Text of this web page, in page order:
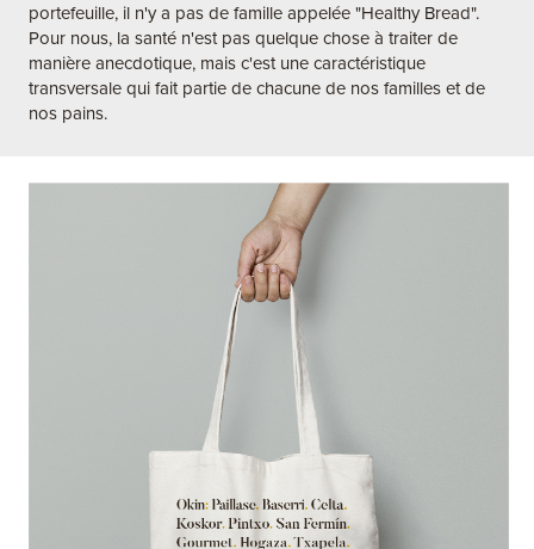
portefeuille, il n'y a pas de famille appelée "Healthy Bread".
Pour nous, la santé n'est pas quelque chose à traiter de
manière anecdotique, mais c'est une caractéristique
transversale qui fait partie de chacune de nos familles et de
nos pains.